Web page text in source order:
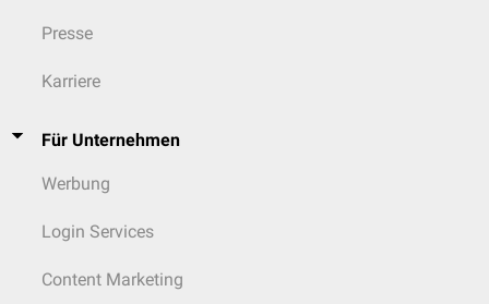
Presse
Karriere
Für Unternehmen
Werbung
Login Services
Content Marketing